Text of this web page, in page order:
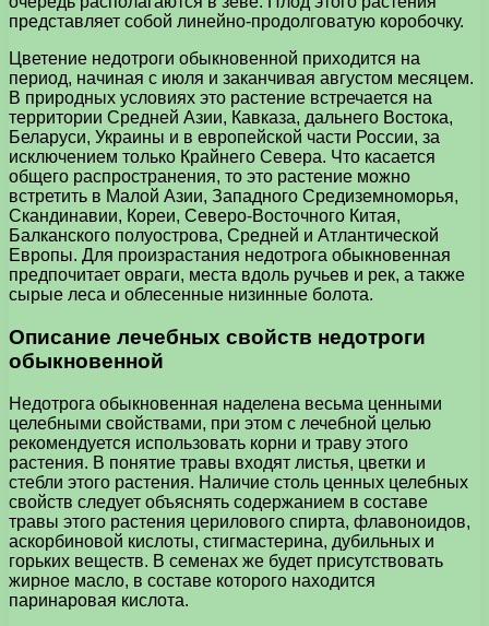
представляет собой линейно-продолговатую коробочку.
Цветение недотроги обыкновенной приходится на
период, начиная с июля и заканчивая августом месяцем.
В природных условиях это растение встречается на
территории Средней Азии, Кавказа, дальнего Востока,
Беларуси, Украины и в европейской части России, за
исключением только Крайнего Севера. Что касается
общего распространения, то это растение можно
встретить в Малой Азии, Западного Средиземноморья,
Скандинавии, Кореи, Северо-Восточного Китая,
Балканского полуострова, Средней и Атлантической
Европы. Для произрастания недотрога обыкновенная
предпочитает овраги, места вдоль ручьев и рек, а также
сырые леса и облесенные низинные болота.
Описание лечебных свойств недотроги
обыкновенной
Недотрога обыкновенная наделена весьма ценными
целебными свойствами, при этом с лечебной целью
рекомендуется использовать корни и траву этого
растения. В понятие травы входят листья, цветки и
стебли этого растения. Наличие столь ценных целебных
свойств следует объяснять содержанием в составе
травы этого растения церилового спирта, флавоноидов,
аскорбиновой кислоты, стигмастерина, дубильных и
горьких веществ. В семенах же будет присутствовать
жирное масло, в составе которого находится
паринаровая кислота.